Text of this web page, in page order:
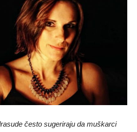
često sugeriraju da muškarci